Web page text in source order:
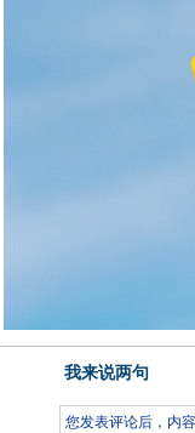
我来说两句